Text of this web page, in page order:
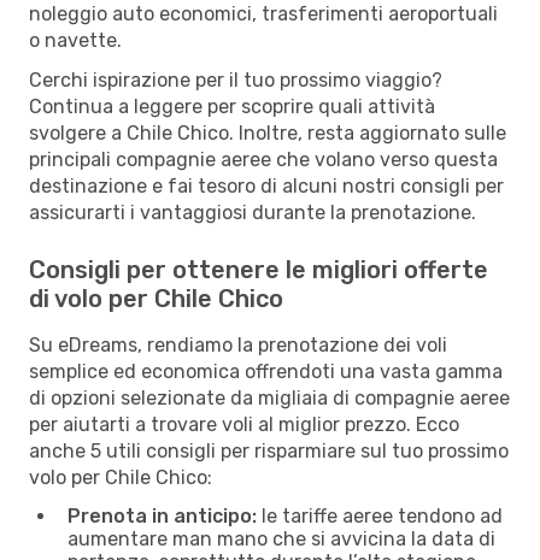
noleggio auto economici, trasferimenti aeroportuali
o navette.
Cerchi ispirazione per il tuo prossimo viaggio?
Continua a leggere per scoprire quali attività
svolgere a Chile Chico. Inoltre, resta aggiornato sulle
principali compagnie aeree che volano verso questa
destinazione e fai tesoro di alcuni nostri consigli per
assicurarti i vantaggiosi durante la prenotazione.
Consigli per ottenere le migliori offerte
di volo per Chile Chico
Su eDreams, rendiamo la prenotazione dei voli
semplice ed economica offrendoti una vasta gamma
di opzioni selezionate da migliaia di compagnie aeree
per aiutarti a trovare voli al miglior prezzo. Ecco
anche 5 utili consigli per risparmiare sul tuo prossimo
volo per Chile Chico:
Prenota in anticipo: le tariffe aeree tendono ad
aumentare man mano che si avvicina la data di